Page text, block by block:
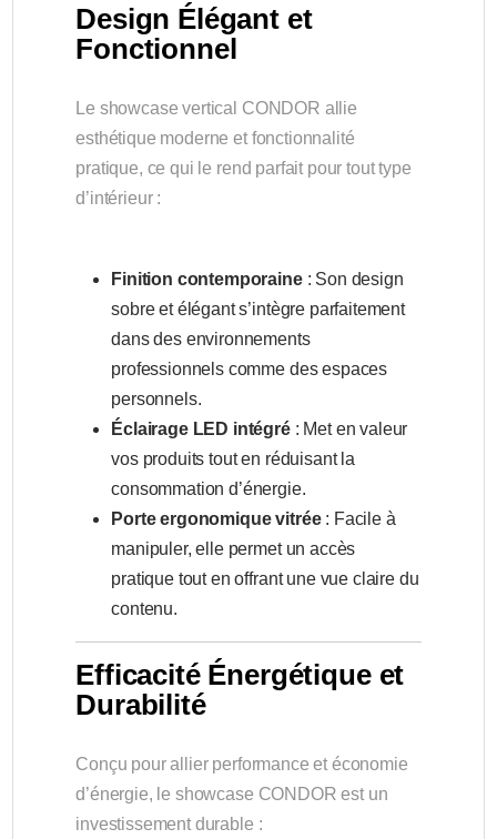
Design Élégant et
Fonctionnel
Le showcase vertical CONDOR allie
esthétique moderne et fonctionnalité
pratique, ce qui le rend parfait pour tout type
d’intérieur :
Finition contemporaine: Son design
sobre et élégant s’intègre parfaitement
dans des environnements
professionnels comme des espaces
personnels.
Éclairage LED intégré: Met en valeur
vos produits tout en réduisant la
consommation d’énergie.
Porte ergonomique vitrée: Facile à
manipuler, elle permet un accès
pratique tout en offrant une vue claire du
contenu.
Efficacité Énergétique et
Durabilité
Conçu pour allier performance et économie
d’énergie, le showcase CONDOR est un
investissement durable :